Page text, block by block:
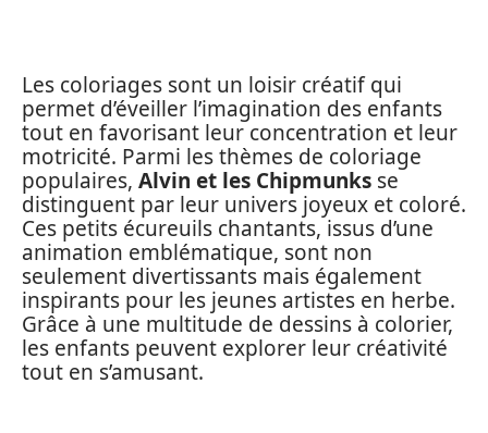
Les coloriages sont un loisir créatif qui
permet d’éveiller l’imagination des enfants
tout en favorisant leur concentration et leur
motricité. Parmi les thèmes de coloriage
populaires, Alvin et les Chipmunks se
distinguent par leur univers joyeux et coloré.
Ces petits écureuils chantants, issus d’une
animation emblématique, sont non
seulement divertissants mais également
inspirants pour les jeunes artistes en herbe.
Grâce à une multitude de dessins à colorier,
les enfants peuvent explorer leur créativité
tout en s’amusant.